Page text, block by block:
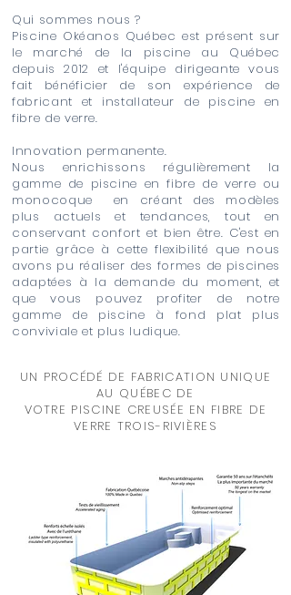
Qui sommes nous ?
Piscine Okéanos Québec est présent sur
le marché de la piscine au Québec
depuis 2012 et l'équipe dirigeante vous
fait bénéficier de son expérience de
fabricant et installateur de piscine en
fibre de verre.
Innovation permanente.
Nous enrichissons régulièrement la
gamme de piscine en fibre de verre ou
monocoque en créant des modèles
plus actuels et tendances, tout en
conservant confort et bien être. C'est en
partie grâce à cette flexibilité que nous
avons pu réaliser des formes de piscines
adaptées à la demande du moment, et
que vous pouvez profiter de notre
gamme de piscine à fond plat plus
conviviale et plus ludique.
UN PROCÉDÉ DE FABRICATION UNIQUE
AU QUÉBEC DE
VOTRE PISCINE CREUSÉE EN FIBRE DE
VERRE TROIS-RIVIÈRES